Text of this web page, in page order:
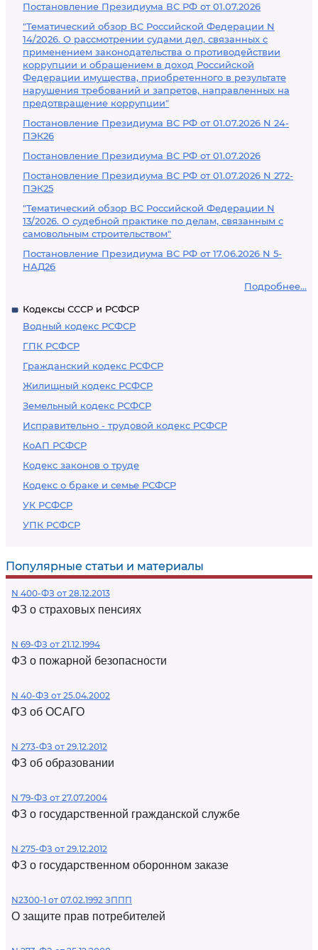
Постановление Президиума ВС РФ от 01.07.2026
"Тематический обзор ВС Российской Федерации N
14/2026. О рассмотрении судами дел, связанных с
применением законодательства о противодействии
коррупции и обращением в доход Российской
Федерации имущества, приобретенного в результате
нарушения требований и запретов, направленных на
предотвращение коррупции"
Постановление Президиума ВС РФ от 01.07.2026 N 24-
ПЭК26
Постановление Президиума ВС РФ от 01.07.2026
Постановление Президиума ВС РФ от 01.07.2026 N 272-
ПЭК25
"Тематический обзор ВС Российской Федерации N
13/2026. О судебной практике по делам, связанным с
самовольным строительством"
Постановление Президиума ВС РФ от 17.06.2026 N 5-
НАД26
Подробнее...
Кодексы СССР и РСФСР
Водный кодекс РСФСР
ГПК РСФСР
Гражданский кодекс РСФСР
Жилищный кодекс РСФСР
Земельный кодекс РСФСР
Исправительно - трудовой кодекс РСФСР
КоАП РСФСР
Кодекс законов о труде
Кодекс о браке и семье РСФСР
УК РСФСР
УПК РСФСР
Популярные статьи и материалы
N 400-ФЗ от 28.12.2013
ФЗ о страховых пенсиях
N 69-ФЗ от 21.12.1994
ФЗ о пожарной безопасности
N 40-ФЗ от 25.04.2002
ФЗ об ОСАГО
N 273-ФЗ от 29.12.2012
ФЗ об образовании
N 79-ФЗ от 27.07.2004
ФЗ о государственной гражданской службе
N 275-ФЗ от 29.12.2012
ФЗ о государственном оборонном заказе
N2300-1 от 07.02.1992 ЗППП
О защите прав потребителей